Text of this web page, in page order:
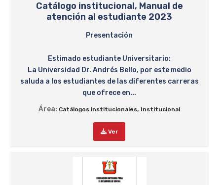
Catálogo institucional, Manual de
atención al estudiante 2023
Presentación
Estimado estudiante Universitario:
La Universidad Dr. Andrés Bello, por este medio
saluda a los estudiantes de las diferentes carreras
que ofrece en...
Área: Catálogos institucionales, Institucional
Ver